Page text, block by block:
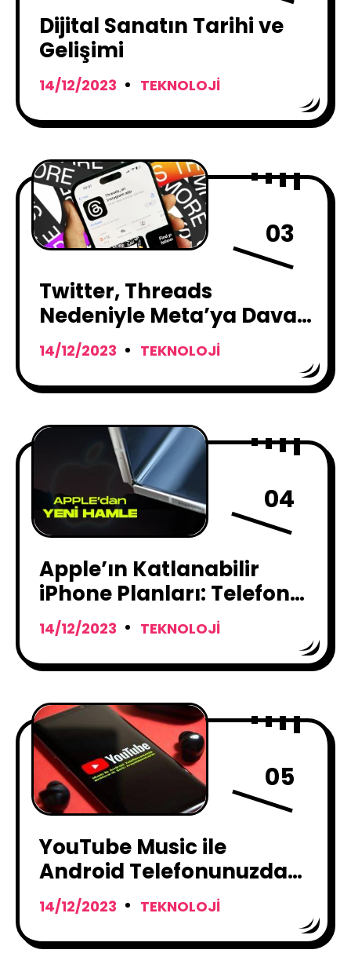
Dijital Sanatın Tarihi ve
Gelişimi
14/12/2023 TEKNOLOJI
03
Twitter, Threads
Nedeniyle Meta’ya Dava
Açmayı Düşünüyor
14/12/2023 TEKNOLOJI
04
Apple’ın Katlanabilir
iPhone Planları: Telefon
Pazarında Yeni Bir
Dönem Başlıyor mu?
14/12/2023 TEKNOLOJI
05
YouTube Music ile
Android Telefonunuzda
Mırıldanarak Şarkı
Arayabileceksiniz
14/12/2023 TEKNOLOJI